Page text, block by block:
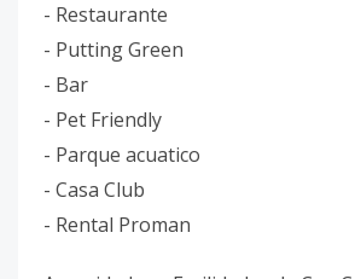
- Restaurante
- Putting Green
- Bar
- Pet Friendly
- Parque acuatico
- Casa Club
- Rental Proman